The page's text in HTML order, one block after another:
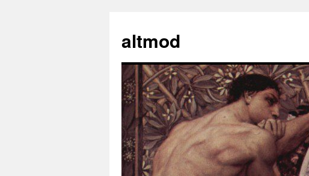
springen
altmod